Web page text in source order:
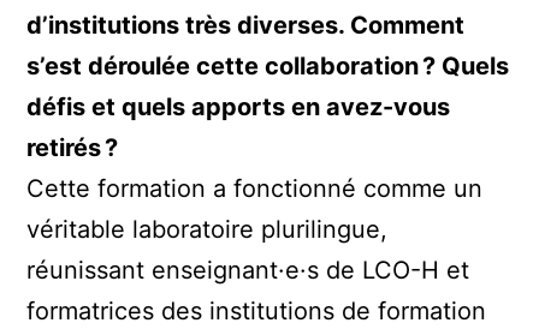
d’institutions très diverses. Comment
s’est déroulée cette collaboration ? Quels
défis et quels apports en avez-vous
retirés ?
Cette formation a fonctionné comme un
véritable laboratoire plurilingue,
réunissant enseignant·e·s de LCO-H et
formatrices des institutions de formation